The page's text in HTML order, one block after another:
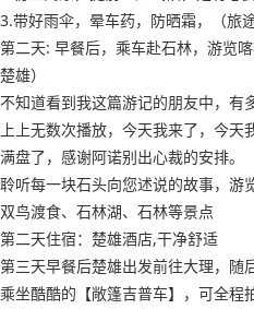
3.带好雨伞，晕车药，防晒霜，（旅
第二天: 早餐后，乘车赴石林，游览
楚雄）
不知道看到我这篇游记的朋友中，有
上上无数次播放，今天我来了，今
满盘了，感谢阿诺别出心裁的安排。
聆听每一块石头向您述说的故事，游
双鸟渡食、石林湖、石林等景点
第二天住宿：楚雄酒店,干净舒适
第三天早餐后楚雄出发前往大理，随
乘坐酷酷的【敞篷吉普车】，可全程